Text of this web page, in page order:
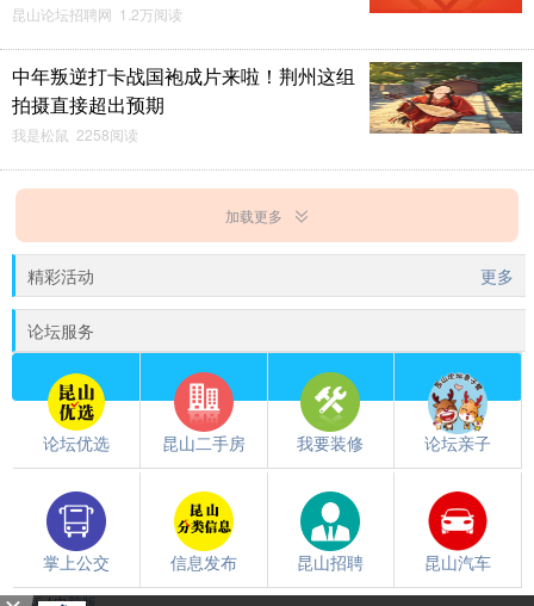
昆山论坛招聘网 1.2万阅读
中年叛逆打卡战国袍成片来啦！荆州这组
拍摄直接超出预期
我是松鼠 2258阅读
加载更多
精彩活动 更多
论坛服务
论坛优选 昆山二手房 我要装修 论坛亲子
掌上公交 信息发布 昆山招聘 昆山汽车